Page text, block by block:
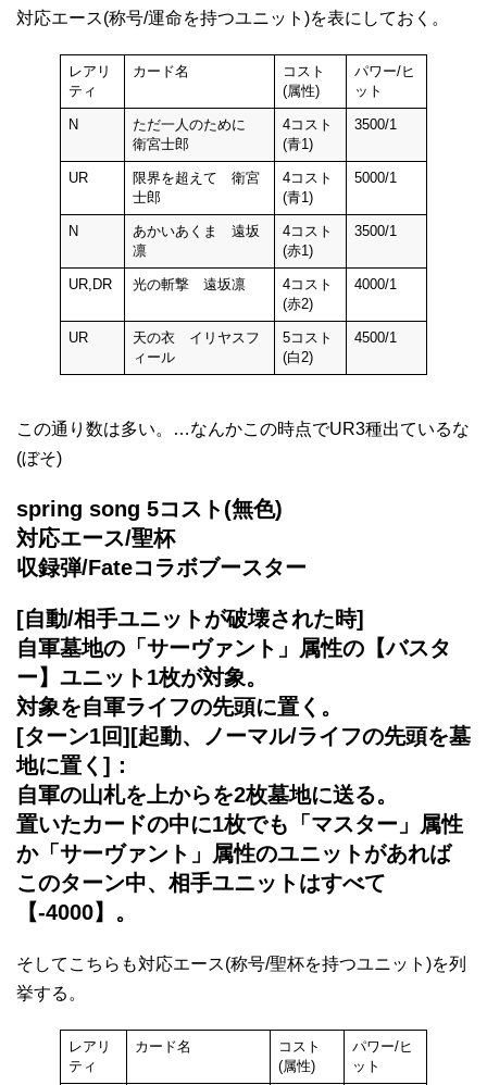
対応エース(称号/運命を持つユニット)を表にしておく。
レアリ
ティ
カード名
コスト
(属性)
パワー/ヒ
ット
N
ただ一人のために
衛宮士郎
4コスト
(青1)
3500/1
UR
限界を超えて 衛宮
士郎
4コスト
(青1)
5000/1
N
あかいあくま 遠坂
凛
4コスト
(赤1)
3500/1
UR,DR 光の斬撃 遠坂凛
4コスト
(赤2)
4000/1
UR
天の衣 イリヤスフ
ィール
5コスト
(白2)
4500/1
この通り数は多い。…なんかこの時点でUR3種出ているな
(ぼそ)
spring song 5コスト(無色)
対応エース/聖杯
収録弾/Fateコラボブースター
[自動/相手ユニットが破壊された時]
自軍墓地の「サーヴァント」属性の【バスタ
ー】ユニット1枚が対象。
対象を自軍ライフの先頭に置く。
[ターン1回][起動、ノーマル/ライフの先頭を墓
地に置く]：
自軍の山札を上からを2枚墓地に送る。
置いたカードの中に1枚でも「マスター」属性
か「サーヴァント」属性のユニットがあれば
このターン中、相手ユニットはすべて
【-4000】。
そしてこちらも対応エース(称号/聖杯を持つユニット)を列
挙する。
レアリ
ティ
カード名
コスト
(属性)
パワー/ヒ
ット